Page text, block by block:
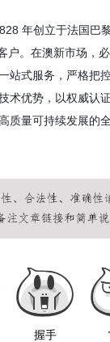
年创立于法国巴
户。在澳新市场，
站式服务，严格把
术优势，以权威认
质量可持续发展的
握手